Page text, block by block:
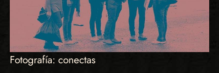
Fotografía: conectas